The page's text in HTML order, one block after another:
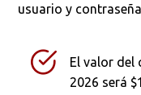
usuario y
El valor del
2026 será